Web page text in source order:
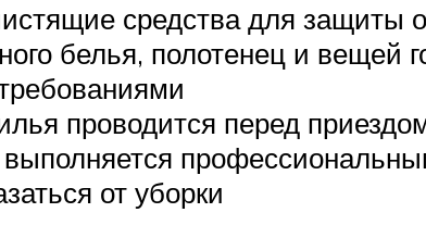
средства для защиты
белья, полотенец и вещей
проводится перед приездом
выполняется
от уборки